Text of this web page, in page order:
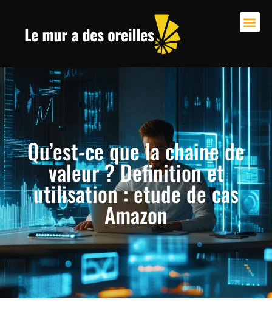
Qu’est-ce que la chaine de
valeur ? Definition et
utilisation : etude de cas
Amazon